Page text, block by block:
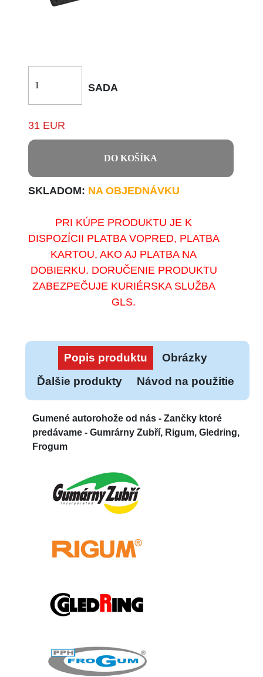
SADA
31 EUR
DO KOŠÍKA
SKLADOM: NA OBJEDNÁVKU
PRI KÚPE PRODUKTU JE K
DISPOZÍCII PLATBA VOPRED, PLATBA
KARTOU, AKO AJ PLATBA NA
DOBIERKU. DORUČENIE PRODUKTU
ZABEZPEČUJE KURIÉRSKA SLUŽBA
GLS.
Popis produktu
Obrázky
Ďalšie produkty
Návod na použitie
Gumené autorohože od nás - Zančky ktoré
predávame - Gumrárny Zubří, Rigum, Gledring,
Frogum